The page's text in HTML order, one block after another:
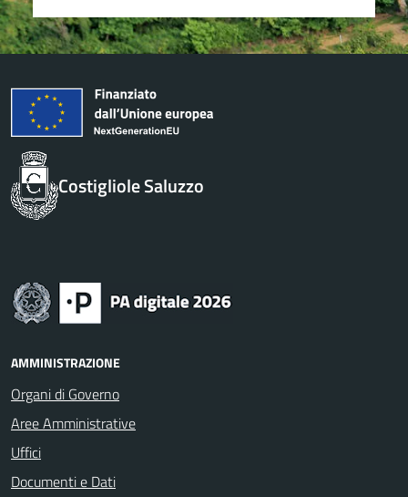
Costigliole Saluzzo
AMMINISTRAZIONE
Organi di Governo
Aree Amministrative
Uffici
Documenti e Dati